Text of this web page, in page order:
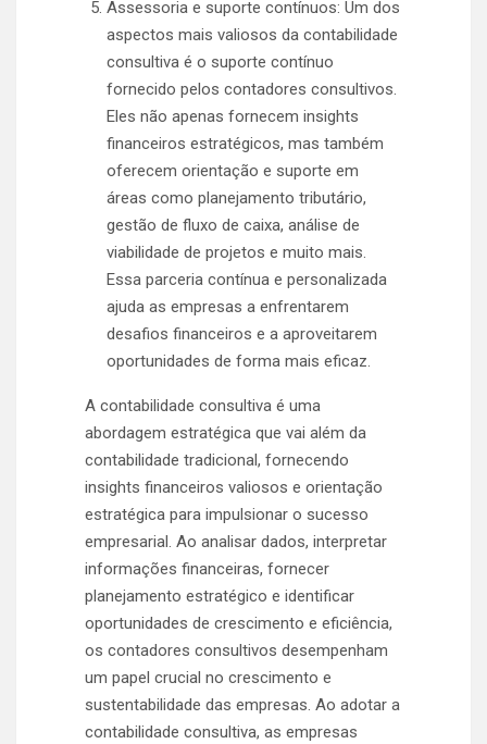
Assessoria e suporte contínuos: Um dos
aspectos mais valiosos da contabilidade
consultiva é o suporte contínuo
fornecido pelos contadores consultivos.
Eles não apenas fornecem insights
financeiros estratégicos, mas também
oferecem orientação e suporte em
áreas como planejamento tributário,
gestão de fluxo de caixa, análise de
viabilidade de projetos e muito mais.
Essa parceria contínua e personalizada
ajuda as empresas a enfrentarem
desafios financeiros e a aproveitarem
oportunidades de forma mais eficaz.
A contabilidade consultiva é uma
abordagem estratégica que vai além da
contabilidade tradicional, fornecendo
insights financeiros valiosos e orientação
estratégica para impulsionar o sucesso
empresarial. Ao analisar dados, interpretar
informações financeiras, fornecer
planejamento estratégico e identificar
oportunidades de crescimento e eficiência,
os contadores consultivos desempenham
um papel crucial no crescimento e
sustentabilidade das empresas. Ao adotar a
contabilidade consultiva, as empresas